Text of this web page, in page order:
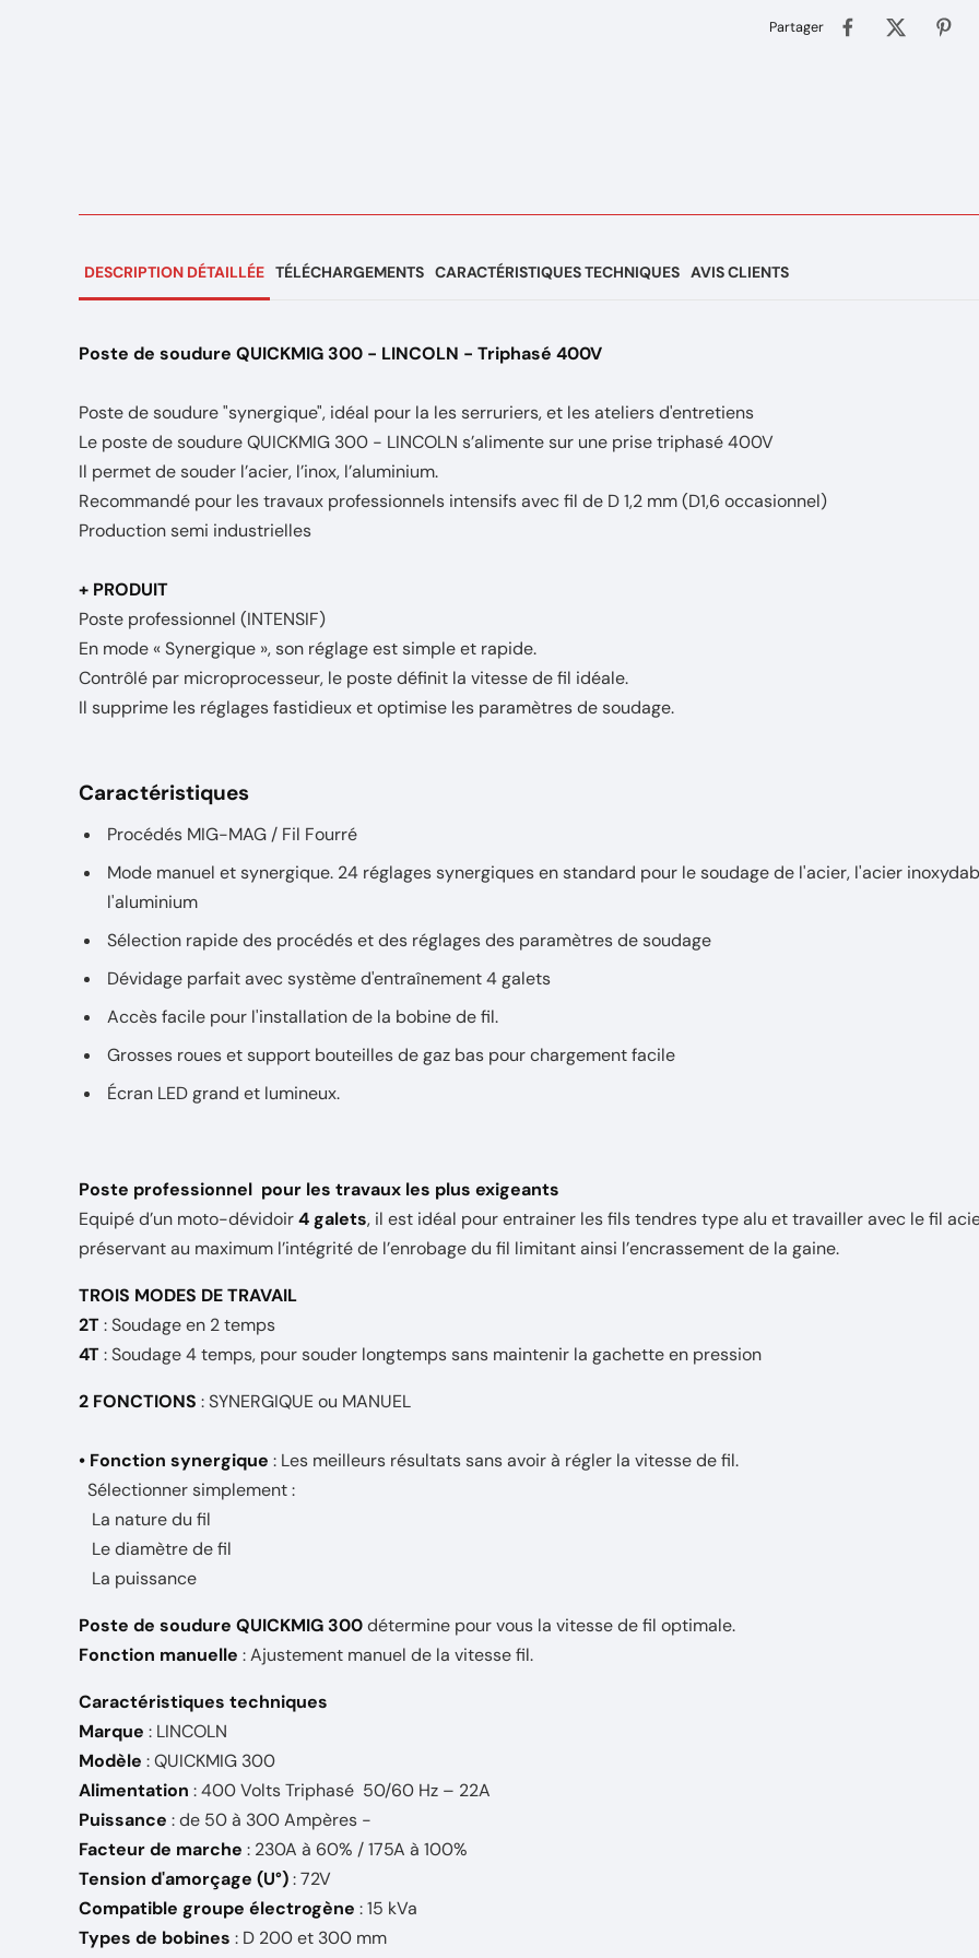
Partager
DESCRIPTION DÉTAILLÉE TÉLÉCHARGEMENTS CARACTÉRISTIQUES TECHNIQUES AVIS CLIENTS
Poste de soudure QUICKMIG 300 - LINCOLN - Triphasé 400V
Poste de soudure "synergique", idéal pour la les serruriers, et les ateliers d'entretiens
Le poste de soudure QUICKMIG 300 - LINCOLN s’alimente sur une prise triphasé 400V
Il permet de souder l’acier, l’inox, l’aluminium.
Recommandé pour les travaux professionnels intensifs avec fil de D 1,2 mm (D1,6 occasionnel)
Production semi industrielles
+ PRODUIT
Poste professionnel (INTENSIF)
En mode « Synergique », son réglage est simple et rapide.
Contrôlé par microprocesseur, le poste définit la vitesse de fil idéale.
Il supprime les réglages fastidieux et optimise les paramètres de soudage.
Caractéristiques
Procédés MIG-MAG / Fil Fourré
Mode manuel et synergique. 24 réglages synergiques en standard pour le soudage de l'acier, l'acier
l'aluminium
Sélection rapide des procédés et des réglages des paramètres de soudage
Dévidage parfait avec système d'entraînement 4 galets
Accès facile pour l'installation de la bobine de fil.
Grosses roues et support bouteilles de gaz bas pour chargement facile
Écran LED grand et lumineux.
Poste professionnel pour les travaux les plus exigeants
Equipé d’un moto-dévidoir4 galets, il est idéal pour entrainer les fils tendres type alu et travailler avec le fil
préservant au maximum l’intégrité de l’enrobage du fil limitant ainsi l’encrassement de la gaine.
TROIS MODES DE TRAVAIL
2T: Soudage en 2 temps
4T: Soudage 4 temps, pour souder longtemps sans maintenir la gachette en pression
2 FONCTIONS : SYNERGIQUE ou MANUEL
• Fonction synergique : Les meilleurs résultats sans avoir à régler la vitesse de fil.
Sélectionner simplement :
La nature du fil
Le diamètre de fil
La puissance
Poste de soudure QUICKMIG 300détermine pour vous la vitesse de fil optimale.
Fonction manuelle : Ajustement manuel de la vitesse fil.
Caractéristiques techniques
Marque : LINCOLN
Modèle : QUICKMIG 300
Alimentation : 400 Volts Triphasé 50/60 Hz – 22A
Puissance : de 50 à 300 Ampères -
Facteur de marche : 230A à 60% / 175A à 100%
Tension d'amorçage (U°): 72V
Compatible groupe électrogène : 15 kVa
Types de bobines : D 200 et 300 mm